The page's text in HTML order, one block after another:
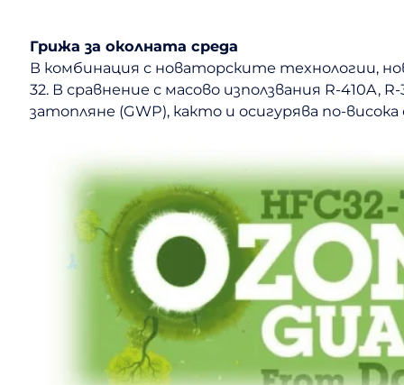
Грижа за околната среда
В комбинация с новаторските технологии,
32. В сравнение с масово използвания R-
затопляне (GWP), както и осигурява по-